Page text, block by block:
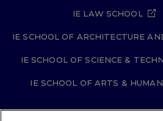
IE LAW SCHOOL
IE SCHOOL OF ARCHITECTURE
IE SCHOOL OF SCIENCE &
IE SCHOOL OF ARTS &